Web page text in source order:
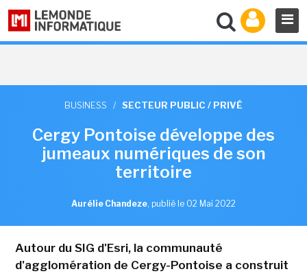
BUSINESS / SECTEUR PUBLIC / PRIVÉ
Cergy Pontoise développe des
jumeaux numériques de son
territoire
Aurélie Chandeze, publié le 02 Mai 2022
Autour du SIG d'Esri, la communauté
d'agglomération de Cergy-Pontoise a construit